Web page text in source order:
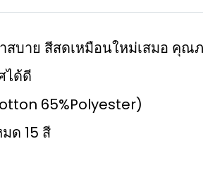
สบาย สีสดเหมือนใหม่เสมอ คุณ
ได้ดี
65%Polyester)
ด 15 สี